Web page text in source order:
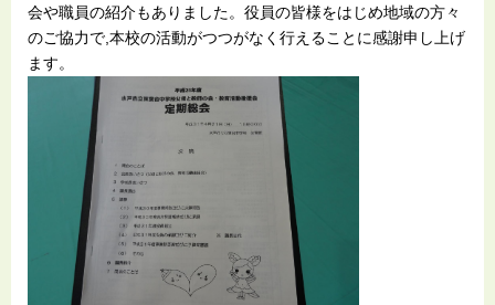
会や職員の紹介もありました。役員の皆様をはじめ地域の方々
のご協力で,本校の活動がつつがなく行えることに感謝申し上げ
ます。